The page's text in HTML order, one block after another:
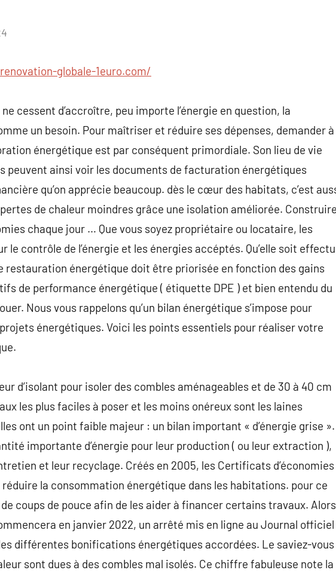
globale-1euro.com/
ne cessent d’accroître, peu importe l’énergie en question, la
un besoin. Pour maîtriser et réduire ses dépenses, demander à
énergétique est par conséquent primordiale. Son lieu de vie
peuvent ainsi voir les documents de facturation énergétiques
qu’on apprécie beaucoup. dès le cœur des habitats, c’est
de chaleur moindres grâce une isolation améliorée.
chaque jour … Que vous soyez propriétaire ou locataire, les
le contrôle de l’énergie et les énergies accéptés. Qu’elle soit
restauration énergétique doit être priorisée en fonction des gains
de performance énergétique ( étiquette DPE ) et bien entendu du
Nous vous rappelons qu’un bilan énergétique s’impose pour
énergétiques. Voici les points essentiels pour réaliser votre
d’isolant pour isoler des combles aménageables et de 30 à 40 cm
les plus faciles à poser et les moins onéreux sont les laines
ont un point faible majeur : un bilan important « d’énergie grise ».
importante d’énergie pour leur production ( ou leur extraction ),
et leur recyclage. Créés en 2005, les Certificats d’économies
réduire la consommation énergétique dans les habitations. pour ce
coups de pouce afin de les aider à financer certains travaux. Alors
en janvier 2022, un arrêté mis en ligne au Journal officiel
différentes bonifications énergétiques accordées. Le saviez-vous
sont dues à des combles mal isolés. Ce chiffre fabuleuse note la